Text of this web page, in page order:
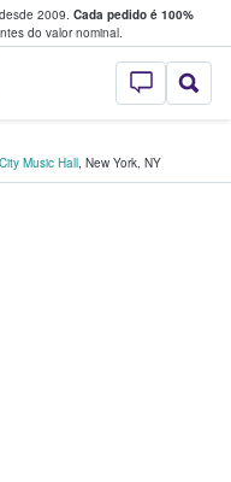
2009. Cada pedido é 100%
do valor nominal.
StubHub – onde
bilhetes
Music Hall, New York, NY